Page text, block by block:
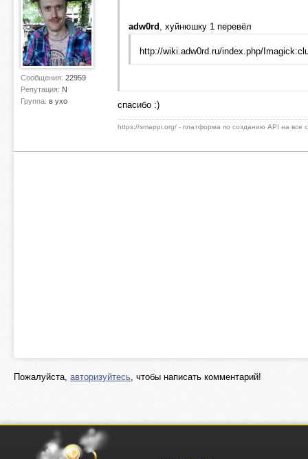
Сообщения: 22959
Репутация: N
Группа: в ухо
adw0rd , хуйнюшку 1 перевёл
http://wiki.adw0rd.ru/index.php/
спасибо :)
https://smappi.org/ - платформа по созданию API на все
Пожалуйста, авторизуйтесь, чтобы написать комментарий!